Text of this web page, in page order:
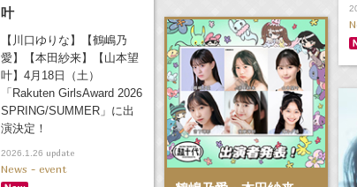
叶
【川口ゆりな】【鶴嶋乃
愛】【本田紗来】【山本望
叶】4月18日（土）
「Rakuten GirlsAward 2026
SPRING/SUMMER」に出
演決定！
2026.1.26 update
News - event